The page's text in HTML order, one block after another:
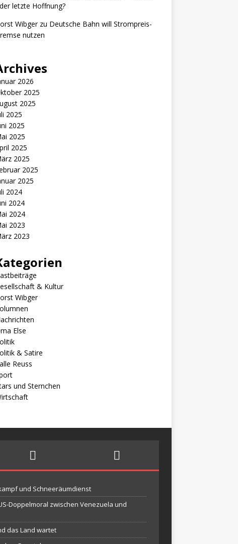
letzte Hoffnung?
Wibgerzu Deutsche Bahn will Strompreis-
nutzen
2026
2025
2025
2025
2025
2025
2025
2025
2025
2025
2024
2024
2024
2023
2023
& Kultur
Wibger
Else
& Satire
Reuss
und Sternchen
und Schneeräumdienst
Doppelmoral zwischen Venezuela und
das Land wartet